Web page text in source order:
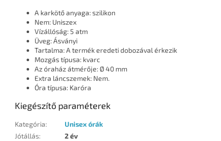
A karkötő anyaga: szilikon
Nem: Uniszex
Vízállóság: 5 atm
Üveg: Ásványi
Tartalma: A termék eredeti dobozával érkezik
Mozgás típusa: kvarc
Az óraház átmérője: Ø 40 mm
Extra láncszemek: Nem.
Óra típusa: Karóra
Kiegészítő paraméterek
Kategória:
Unisex órák
Jótállás:
2 év